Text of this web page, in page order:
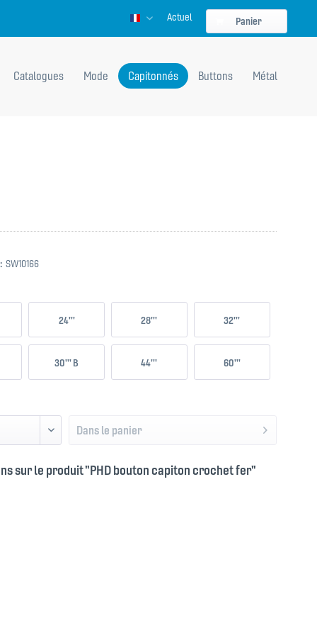
Französisch
Actuel Panier
Catalogues Mode Capitonnés Buttons Métal
SW10166
24''' 28''' 32'''
30''' B 44''' 60'''
Dans le panier
sur le produit "PHD bouton capiton crochet fer"